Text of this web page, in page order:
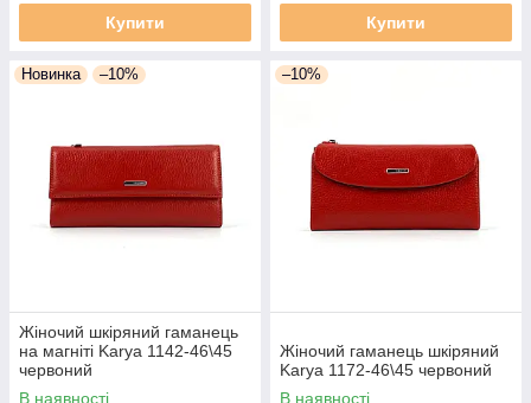
Купити Купити
Новинка –10%
Жіночий шкіряний гаманець
на магніті Karya 1142-46\45
червоний
В наявності
–10%
Жіночий гаманець шкіряний
Karya 1172-46\45 червоний
В наявності